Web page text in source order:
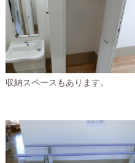
収納スペースもあります。